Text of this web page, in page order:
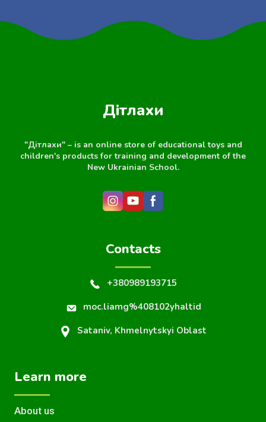
Дітлахи
"Дітлахи" – is an online store of educational toys and
children's products for training and development of the
New Ukrainian School.
Contacts
+380989193715
moc.liamg%408102yhaltid
Sataniv, Khmelnytskyi Oblast
Learn more
About us